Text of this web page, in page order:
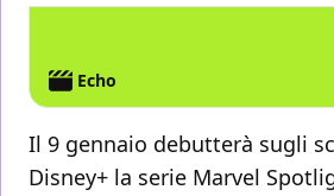
Echo
Il 9 gennaio debutterà sugli
Disney+ la serie Marvel